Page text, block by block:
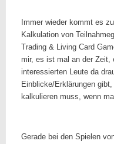
Immer wieder kommt es
Kalkulation von
Trading & Living Card
mir, es ist mal an der Zeit,
interessierten Leute da
Einblicke/Erklärungen
kalkulieren muss, wenn
Gerade bei den Spielen